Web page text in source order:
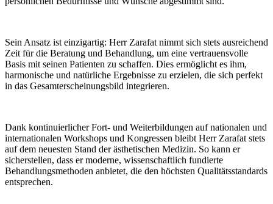
Sein Ansatz ist einzigartig: Herr Zarafat nimmt sich stets ausreichend
Zeit für die Beratung und Behandlung, um eine vertrauensvolle
Basis mit seinen Patienten zu schaffen. Dies ermöglicht es ihm,
harmonische und natürliche Ergebnisse zu erzielen, die sich perfekt
in das Gesamterscheinungsbild integrieren.
Dank kontinuierlicher Fort- und Weiterbildungen auf nationalen und
internationalen Workshops und Kongressen bleibt Herr Zarafat stets
auf dem neuesten Stand der ästhetischen Medizin. So kann er
sicherstellen, dass er moderne, wissenschaftlich fundierte
Behandlungsmethoden anbietet, die den höchsten Qualitätsstandards
entsprechen.